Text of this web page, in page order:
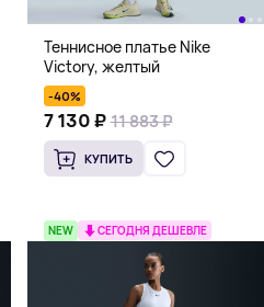
Теннисное платье Nike
Victory, желтый
-40%
7 130 ₽ 11 883 ₽
КУПИТЬ
NEW СЕГОДНЯ ДЕШЕВЛЕ